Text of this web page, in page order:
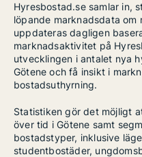
Hyresbostad.se samlar in,
löpande marknadsdata om
uppdateras dagligen
marknadsaktivitet på
utvecklingen i antalet nya
Götene och få insikt i
bostadsuthyrning.
Statistiken gör det möjligt
över tid i Götene samt
bostadstyper, inklusive
studentbostäder,